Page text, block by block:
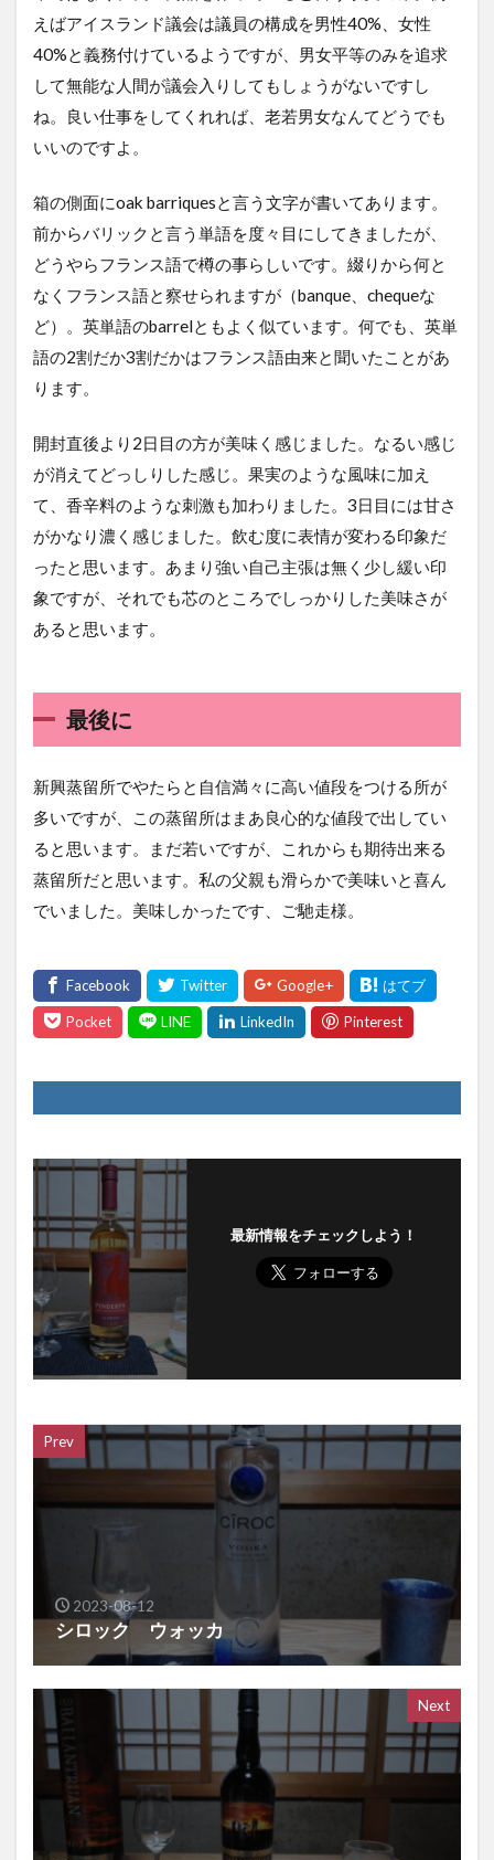
えばアイスランド議会は議員の構成を男性40%、女性
40%と義務付けているようですが、男女平等のみを追求
して無能な人間が議会入りしてもしょうがないですし
ね。良い仕事をしてくれれば、老若男女なんてどうでも
いいのですよ。
箱の側面にoak barriquesと言う文字が書いてあります。
前からバリックと言う単語を度々目にしてきましたが、
どうやらフランス語で樽の事らしいです。綴りから何と
なくフランス語と察せられますが（banque、chequeな
ど）。英単語のbarrelともよく似ています。何でも、英単
語の2割だか3割だかはフランス語由来と聞いたことがあ
ります。
開封直後より2日目の方が美味く感じました。なるい感じ
が消えてどっしりした感じ。果実のような風味に加え
て、香辛料のような刺激も加わりました。3日目には甘さ
がかなり濃く感じました。飲む度に表情が変わる印象だ
ったと思います。あまり強い自己主張は無く少し緩い印
象ですが、それでも芯のところでしっかりした美味さが
あると思います。
最後に
新興蒸留所でやたらと自信満々に高い値段をつける所が
多いですが、この蒸留所はまあ良心的な値段で出してい
ると思います。まだ若いですが、これからも期待出来る
蒸留所だと思います。私の父親も滑らかで美味いと喜ん
でいました。美味しかったです、ご馳走様。
最新情報をチェックしよう！
Prev
2023-08-12
シロック ウォッカ
Next